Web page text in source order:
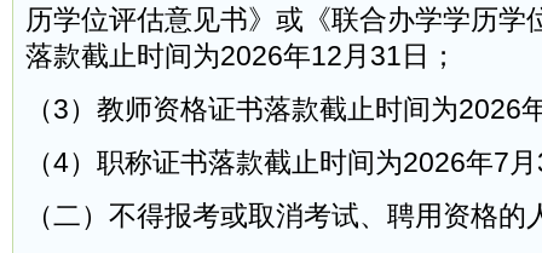
历学位评估意见书》或《联合办学学历学
落款截止时间为2026年12月31日；
（3）教师资格证书落款截止时间为2026
（4）职称证书落款截止时间为2026年7
（二）不得报考或取消考试、聘用资格的